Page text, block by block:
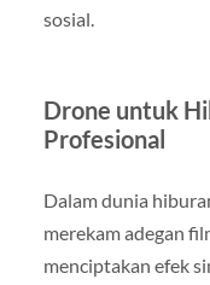
sosial.
Drone untuk
Profesional
Dalam dunia
merekam adegan
menciptakan efek